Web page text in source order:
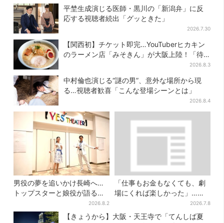
平埜生成演じる医師・黒川の「新潟弁」に反
応する視聴者続出「グッときた」
2026.7.30
【関西初】チケット即完…YouTuberヒカキン
のラーメン店「みそきん」が大阪上陸！「待
2026.8.3
中村倫也演じる“謎の男”、意外な場所から現
る…視聴者歓喜「こんな登場シーンとは」
2026.8.4
男役の夢を追いかけ長崎へ…
トップスターと娘役が語る
「ハウステンボス歌劇団」と
は？大阪で初公演開催
2026.8.2
「仕事もお金もなくても、劇
場にくれば楽しかった」…大
阪“マンゲキ卒業”芸人が語
る、漫才を磨き続けた日々
2026.7.8
【きょうから】大阪・天王寺で「てんしば夏